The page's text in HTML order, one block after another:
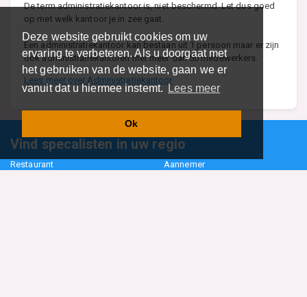
Deze website gebruikt cookies om uw
ervaring te verbeteren. Als u doorgaat met
het gebruiken van de website, gaan we er
vanuit dat u hiermee instemt.Lees meer
Ok
De term administratiekantoor is, niet beschermd. Let dus goed
op met welk kantoor je in zee gaat.
Een administratiekantoor kan bestaan uit 1 persoon maar er zijn
ook administratiekantoren met meer dan 50 medewerkers.
Lees meer over Administratiekantoor
Vind specalisten in uw regio
Restaurant Aannemer